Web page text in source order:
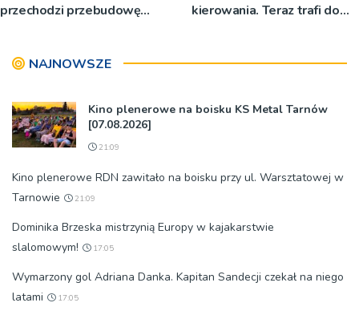
przechodzi przebudowę
kierowania. Teraz trafi do
NAJNOWSZE
Kino plenerowe na boisku KS Metal Tarnów
[07.08.2026]
21:09
Kino plenerowe RDN zawitało na boisku przy ul. Warsztatowej w
Tarnowie
21:09
Dominika Brzeska mistrzynią Europy w kajakarstwie
slalomowym!
17:05
Wymarzony gol Adriana Danka. Kapitan Sandecji czekał na niego
latami
17:05